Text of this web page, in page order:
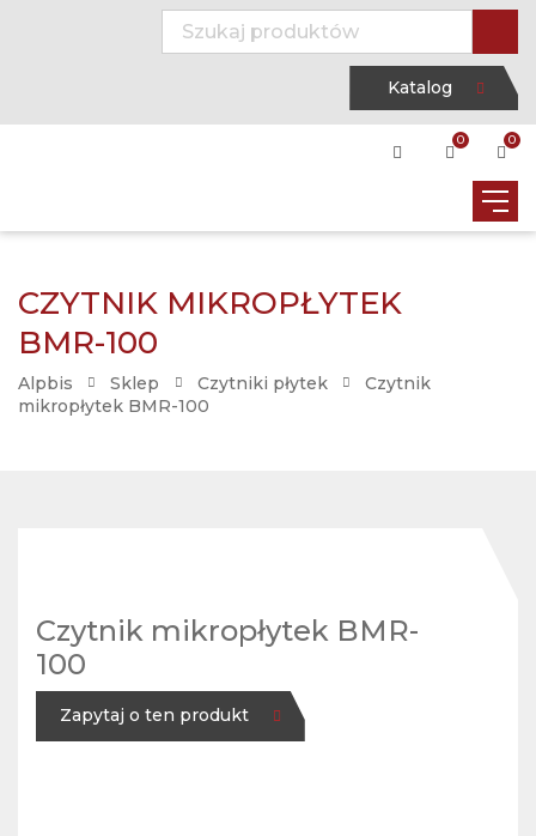
Katalog
0 0
CZYTNIK MIKROPŁYTEK
BMR-100
Alpbis Sklep Czytniki płytek
Czytnik
mikropłytek BMR-100
Czytnik mikropłytek BMR-
100
Zapytaj o ten produkt